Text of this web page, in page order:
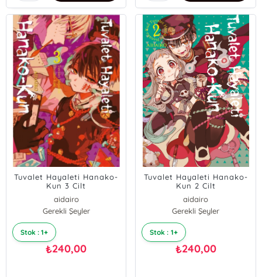
Tuvalet Hayaleti Hanako-
Kun 3 Cilt
aidairo
Gerekli Şeyler
Stok : 1+
₺240,00
Tuvalet Hayaleti Hanako-
Kun 2 Cilt
aidairo
Gerekli Şeyler
Stok : 1+
₺240,00